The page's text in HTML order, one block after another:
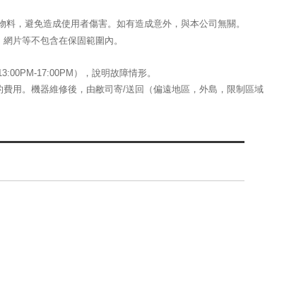
，避免造成使用者傷害。如有造成意外，與本公司無關。
片等不包含在保固範圍內。
17:00PM），說明故障情形。
用。機器維修後，由敝司寄/送回（偏遠地區，外島，限制區域